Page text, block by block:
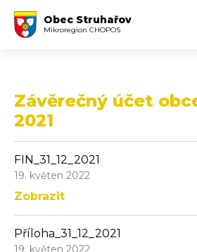
Obec Struhařov
Mikroregion CHOPOS
Závěrečný účet
2021
FIN_31_12_2021
19. květen 2022
Zobrazit
Příloha_31_12_2021
19. květen 2022